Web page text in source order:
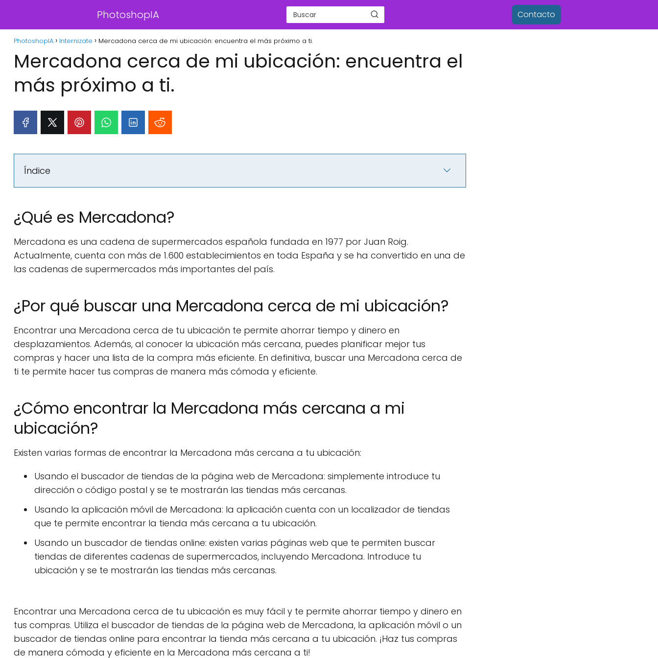
PhotoshopIA Contacto
PhotoshopIA Internizate Mercadona cerca de mi ubicación: encuentra el más próximo a ti.
Mercadona cerca de mi ubicación: encuentra el
más próximo a ti.
Índice
¿Qué es Mercadona?
Mercadona es una cadena de supermercados española fundada en 1977 por Juan Roig.
Actualmente, cuenta con más de 1.600 establecimientos en toda España y se ha convertido en una de
las cadenas de supermercados más importantes del país.
¿Por qué buscar una Mercadona cerca de mi ubicación?
Encontrar una Mercadona cerca de tu ubicación te permite ahorrar tiempo y dinero en
desplazamientos. Además, al conocer la ubicación más cercana, puedes planificar mejor tus
compras y hacer una lista de la compra más eficiente. En definitiva, buscar una Mercadona cerca de
ti te permite hacer tus compras de manera más cómoda y eficiente.
¿Cómo encontrar la Mercadona más cercana a mi
ubicación?
Existen varias formas de encontrar la Mercadona más cercana a tu ubicación:
Usando el buscador de tiendas de la página web de Mercadona: simplemente introduce tu
dirección o código postal y se te mostrarán las tiendas más cercanas.
Usando la aplicación móvil de Mercadona: la aplicación cuenta con un localizador de tiendas
que te permite encontrar la tienda más cercana a tu ubicación.
Usando un buscador de tiendas online: existen varias páginas web que te permiten buscar
tiendas de diferentes cadenas de supermercados, incluyendo Mercadona. Introduce tu
ubicación y se te mostrarán las tiendas más cercanas.
Encontrar una Mercadona cerca de tu ubicación es muy fácil y te permite ahorrar tiempo y dinero en
tus compras. Utiliza el buscador de tiendas de la página web de Mercadona, la aplicación móvil o un
buscador de tiendas online para encontrar la tienda más cercana a tu ubicación. ¡Haz tus compras
de manera cómoda y eficiente en la Mercadona más cercana a ti!